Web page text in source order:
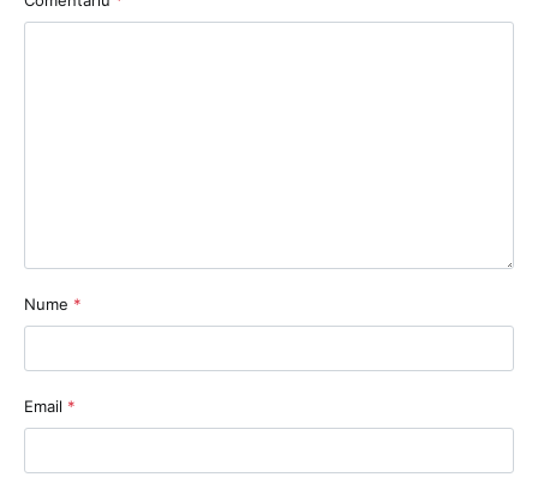
Nume *
Email *